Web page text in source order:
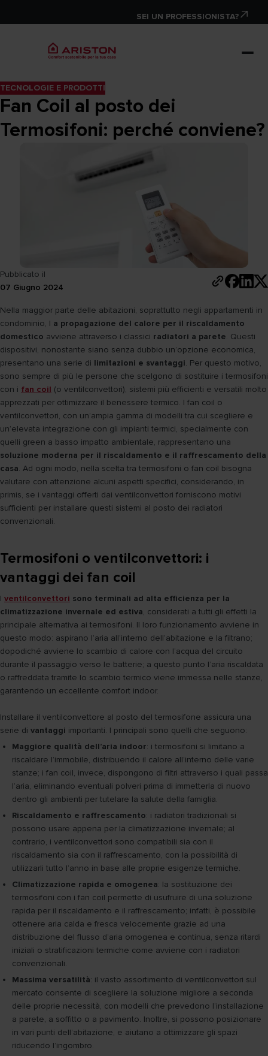
SEI UN PROFESSIONISTA?
TECNOLOGIE E PRODOTTI
Fan Coil al posto dei
Termosifoni: perché conviene?
Pubblicato il
07 Giugno 2024
Nella maggior parte delle abitazioni, soprattutto negli appartamenti in
condominio, l a propagazione del calore per il riscaldamento
domestico avviene attraverso i classici radiatori a parete. Questi
dispositivi, nonostante siano senza dubbio un’opzione economica,
presentano una serie di limitazioni e svantaggi. Per questo motivo,
sono sempre di più le persone che scelgono di sostituire i termosifoni
con i fan coil (o ventilconvettori), sistemi più efficienti e versatili molto
apprezzati per ottimizzare il benessere termico. I fan coil o
ventilconvettori, con un’ampia gamma di modelli tra cui scegliere e
un’elevata integrazione con gli impianti termici, specialmente con
quelli green a basso impatto ambientale, rappresentano una
soluzione moderna per il riscaldamento e il raffrescamento della
casa. Ad ogni modo, nella scelta tra termosifoni o fan coil bisogna
valutare con attenzione alcuni aspetti specifici, considerando, in
primis, se i vantaggi offerti dai ventilconvettori forniscono motivi
sufficienti per installare questi sistemi al posto dei radiatori
convenzionali.
Termosifoni o ventilconvettori: i
vantaggi dei fan coil
I ventilconvettori sono terminali ad alta efficienza per la
climatizzazione invernale ed estiva, considerati a tutti gli effetti la
principale alternativa ai termosifoni. Il loro funzionamento avviene in
questo modo: aspirano l’aria all’interno dell’abitazione e la filtrano;
dopodiché avviene lo scambio di calore con l’acqua del circuito
durante il passaggio verso le batterie; a questo punto l’aria riscaldata
o raffreddata tramite lo scambio termico viene immessa nelle stanze,
garantendo un eccellente comfort indoor.
Installare il ventilconvettore al posto del termosifone assicura una
serie di vantaggi importanti. I principali sono quelli che seguono:
Maggiore qualità dell’aria indoor: i termosifoni si limitano a
riscaldare l’immobile, distribuendo il calore all’interno delle varie
stanze; i fan coil, invece, dispongono di filtri attraverso i quali passa
l’aria, eliminando eventuali polveri prima di immetterla di nuovo
dentro gli ambienti per tutelare la salute della famiglia.
Riscaldamento e raffrescamento: i radiatori tradizionali si
possono usare appena per la climatizzazione invernale; al
contrario, i ventilconvettori sono compatibili sia con il
riscaldamento sia con il raffrescamento, con la possibilità di
utilizzarli tutto l’anno in base alle proprie esigenze termiche.
Climatizzazione rapida e omogenea: la sostituzione dei
termosifoni con i fan coil permette di usufruire di una soluzione
rapida per il riscaldamento e il raffrescamento; infatti, è possibile
ottenere aria calda e fresca velocemente grazie ad una
distribuzione del flusso d’aria omogenea e continua, senza ritardi
iniziali o stratificazioni termiche come avviene con i radiatori
convenzionali.
Massima versatilità: il vasto assortimento di ventilconvettori sul
mercato consente di scegliere la soluzione migliore a seconda
delle proprie necessità, con modelli che prevedono l’installazione
a parete, a soffitto o a pavimento. Inoltre, si possono posizionare
in vari punti dell’abitazione, e aiutano a ottimizzare gli spazi
riducendo l’ingombro.